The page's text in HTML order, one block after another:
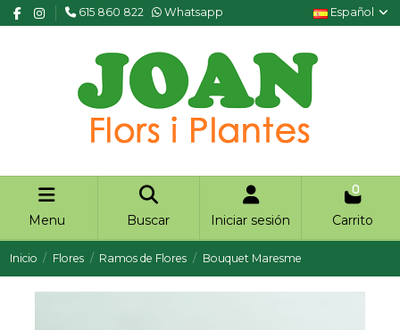
615 860 822 Whatsapp Español
Menu Buscar Iniciar sesión
0
Carrito
Inicio Flores Ramos de Flores Bouquet Maresme